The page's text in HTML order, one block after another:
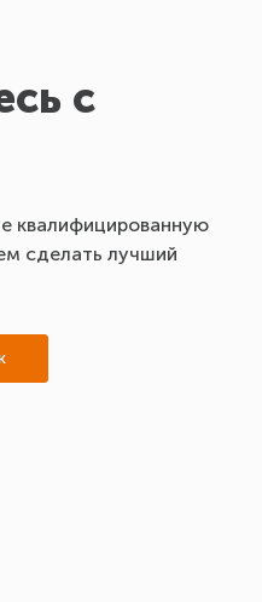
с
квалифицированную
сделать лучший